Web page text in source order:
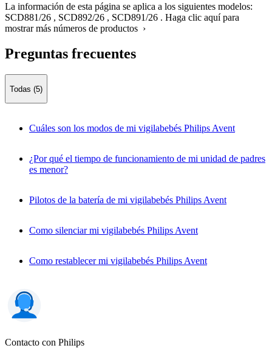
La información de esta página se aplica a los siguientes modelos:
SCD881/26 , SCD892/26 , SCD891/26 . Haga clic aquí para
mostrar más números de productos ›
Preguntas frecuentes
Todas (5)
Cuáles son los modos de mi vigilabebés Philips Avent
¿Por qué el tiempo de funcionamiento de mi unidad de padres
es menor?
Pilotos de la batería de mi vigilabebés Philips Avent
Como silenciar mi vigilabebés Philips Avent
Como restablecer mi vigilabebés Philips Avent
Contacto con Philips